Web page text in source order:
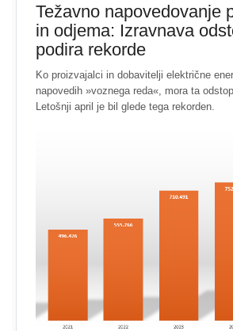
Težavno napovedovanje
in odjema: Izravnava
podira rekorde
Ko proizvajalci in dobavitelji električne
napovedih »voznega reda«, mora ta
Letošnji april je bil glede tega rekorden.